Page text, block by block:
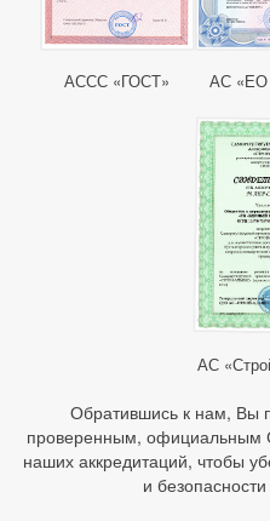
АССС «ГОСТ» АС
АС
Обратившись к нам, Вы
проверенным, официальным
наших аккредитаций, чтобы
и